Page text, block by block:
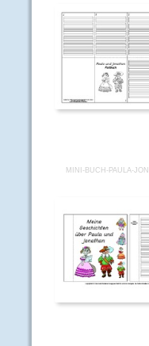
MINI-BUCH-PAULA-